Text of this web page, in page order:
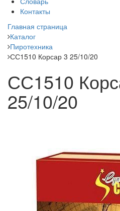
Контакты
Главная страница
Каталог
Пиротехника
СС1510 Корсар 3 25/10/20
СС1510
25/10/20